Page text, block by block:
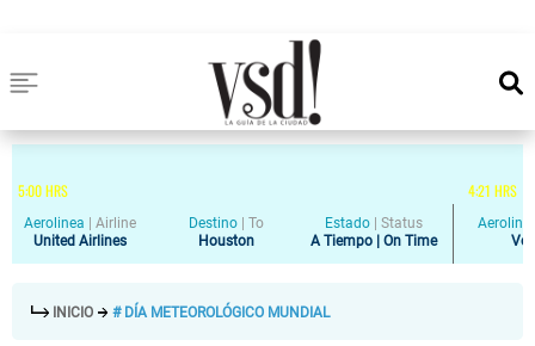
5:00HRS 4:21 HRS
Aerolinea
Airline
United Airlines
Destino
To
Houston
Estado
Status
A Tiempo | On Time
INICIO # DÍA METEOROLÓGICO MUNDIAL